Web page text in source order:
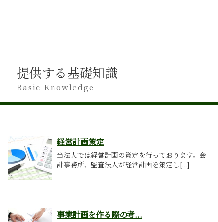
提供する基礎知識
Basic Knowledge
経営計画策定
当法人では経営計画の策定を行っております。会
計事務所、監査法人が経営計画を策定し[...]
事業計画を作る際の考...